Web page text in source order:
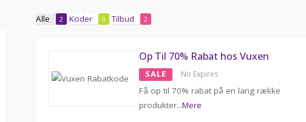
Alle 2 Koder 0 Tilbud 2
Op Til 70% Rabat hos Vuxen
SALE No Expires
Få op til 70% rabat på en lang række
produkter...Mere